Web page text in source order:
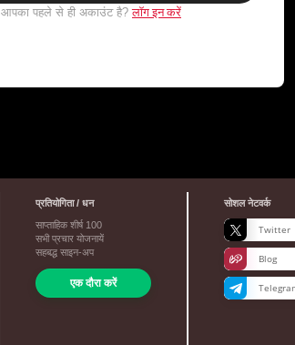
आपका पहले से ही अकाउंट है?लॉग इन करें
प्रतियोगिता / धन
साप्ताहिक शीर्ष 100
सभी प्रचार योजनायें
सहबद्ध साइन-अप
एक दौरा करें
सोशल नेटवर्क
Twitter
Blog